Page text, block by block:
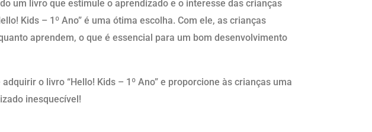
um livro que estimule o aprendizado e o interesse das crianças
Kids – 1º Ano” é uma ótima escolha. Com ele, as crianças
aprendem, o que é essencial para um bom desenvolvimento
o livro “Hello! Kids – 1º Ano” e proporcione às crianças uma
inesquecível!